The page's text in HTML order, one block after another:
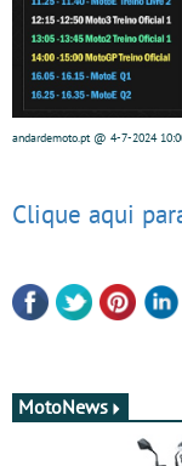
andardemoto.pt@ 4-7-2024
Clique aqui
MotoNews